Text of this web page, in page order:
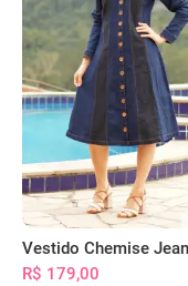
R$ 179,00